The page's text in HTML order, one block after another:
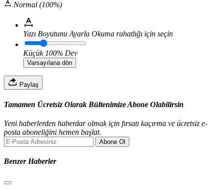
Normal (100%)
Yazı Boyutunu Ayarla Okuma rahatlığı için seçin
Küçük 100% Dev
Varsayılana dön
Paylaş
Tamamen Ücretsiz Olarak Bültenimize Abone Olabilirsin
Yeni haberlerden haberdar olmak için fırsatı kaçırma ve ücretsiz e-
posta aboneliğini hemen başlat.
Abone Ol
Benzer Haberler